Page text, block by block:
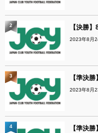
【決勝
2023年8月
2
【準決
2023年8月
3
【準決
4